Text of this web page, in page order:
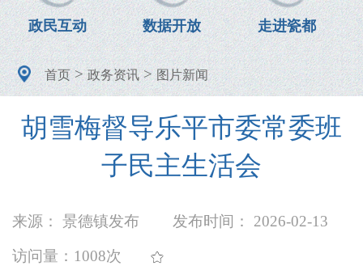
政民互动 数据开放 走进瓷都
首页>政务资讯>图片新闻
胡雪梅督导乐平市委常委班
子民主生活会
来源： 景德镇发布 发布时间： 2026-02-13
访问量： 1008次